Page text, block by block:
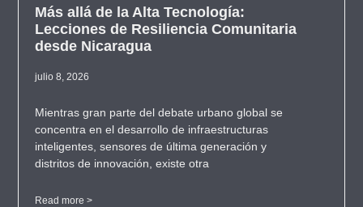
Más allá de la Alta Tecnología:
Lecciones de Resiliencia Comunitaria
desde Nicaragua
julio 8, 2026
Mientras gran parte del debate urbano global se
concentra en el desarrollo de infraestructuras
inteligentes, sensores de última generación y
distritos de innovación, existe otra
Read more >